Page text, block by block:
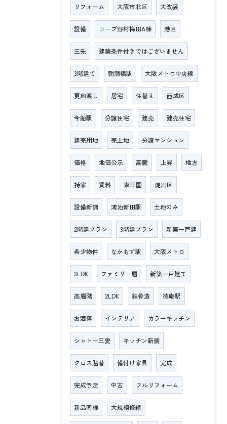
リフォーム 大阪市北区 大改装
設備 コープ野村梅田A棟 港区
三先 建築条件付きではございません
3階建て 朝潮橋駅 大阪メトロ中央線
更地渡し 居宅 住替え 西成区
今船駅 分譲住宅 建売 建売住宅
建売用地 売土地 分譲マンション
価格 地価公示 高騰 上昇 地方
持家 賃料 東三国 淀川区
設備新調 鴻池新田駅 土地のみ
2階建プラン 3階建プラン 新築一戸建
希少物件 なかもず駅 大阪メトロ
3LDK ファミリー層 新築一戸建て
高層階 2LDK 鉄骨造 徳庵駅
お洒落 インテリア カラーキッチン
シャトー三愛 キッチン新調
クロス貼替 備付け家具 完成
完成予定 中古 フルリフォーム
新品同様 大規模修繕